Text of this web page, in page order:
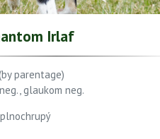
Irlaf
parentage)
glaukom neg.